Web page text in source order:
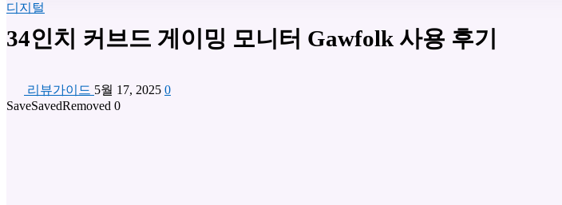
디지털
34인치 커브드 게이밍 모니터 Gawfolk 사용 후기
리뷰가이드 5월 17, 2025 0
SaveSavedRemoved 0